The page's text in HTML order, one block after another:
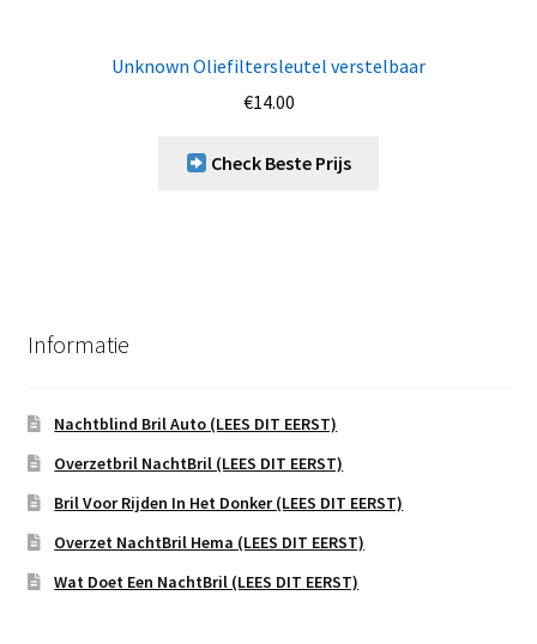
Unknown Oliefiltersleutel verstelbaar
€14.00
Check Beste Prijs
Informatie
Nachtblind Bril Auto (LEES DIT EERST)
Overzetbril NachtBril (LEES DIT EERST)
Bril Voor Rijden In Het Donker (LEES DIT EERST)
Overzet NachtBril Hema (LEES DIT EERST)
Wat Doet Een NachtBril (LEES DIT EERST)